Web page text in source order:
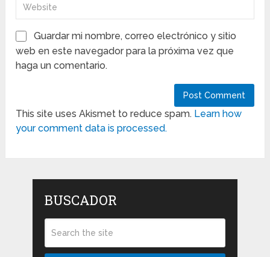
Guardar mi nombre, correo electrónico y sitio
web en este navegador para la próxima vez que
haga un comentario.
This site uses Akismet to reduce spam. Learn how
your comment data is processed.
BUSCADOR